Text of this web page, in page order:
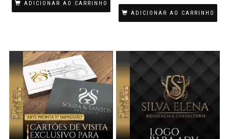
original
atual
ADICIONAR AO CARRINHO
ADICIONAR AO CARRINHO